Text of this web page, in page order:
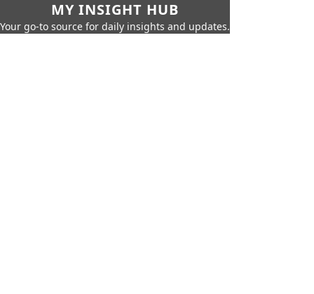
MY INSIGHT HUB
Your go-to source for daily insights and updates.